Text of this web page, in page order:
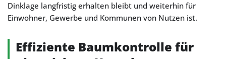
Dinklage langfristig erhalten bleibt und weiterhin für
Einwohner, Gewerbe und Kommunen von Nutzen ist.
Effiziente Baumkontrolle für